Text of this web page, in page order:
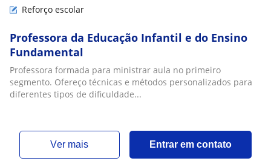
Reforço escolar
Professora da Educação Infantil e do Ensino
Fundamental
Professora formada para ministrar aula no primeiro
segmento. Ofereço técnicas e métodos personalizados para
diferentes tipos de dificuldade...
ver mais Entrar em contato